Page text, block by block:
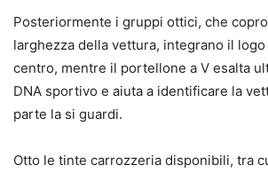
Posteriormente i gruppi ottici, che
larghezza della vettura, integrano il
centro, mentre il portellone a V esalta
DNA sportivo e aiuta a identificare la
parte la si guardi.
Otto le tinte carrozzeria disponibili, tra